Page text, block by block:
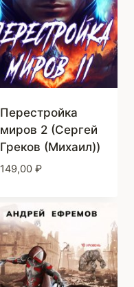
Перестройка
миров 2 (Сергей
Греков (Михаил))
149,00 ₽